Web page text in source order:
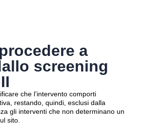
a
screening
che l’intervento comporti
restando, quindi, esclusi dalla
gli interventi che non determinano un
sito.